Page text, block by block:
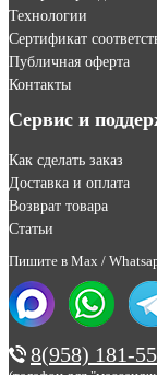
Технологии
Сертификат
Публичная оферта
Контакты
Сервис и
Как сделать заказ
Доставка и оплата
Возврат товара
Статьи
Пишите в Max /
8(958) 181-